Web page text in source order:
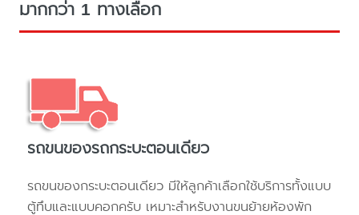
มากกว่า 1 ทางเลือก
รถขนของรถกระบะตอนเดียว
รถขนของกระบะตอนเดียว มีให้ลูกค้าเลือกใช้บริการทั้งแบบ
ตู้ทึบและแบบคอกครับ เหมาะสำหรับงานขนย้ายห้องพัก